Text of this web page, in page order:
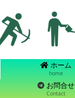
ホーム
home
お問合せ
Contact